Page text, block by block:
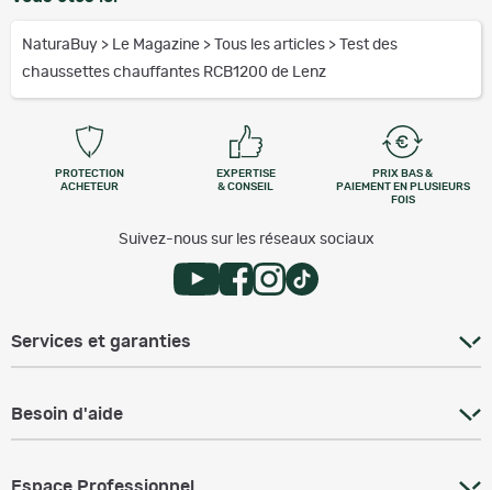
NaturaBuy > Le Magazine > Tous les articles >
Test des
chaussettes chauffantes RCB1200 de Lenz
PROTECTION
ACHETEUR
EXPERTISE
& CONSEIL
PRIX BAS &
PAIEMENT EN PLUSIEURS
FOIS
Suivez-nous sur les réseaux sociaux
Services et garanties
Besoin d'aide